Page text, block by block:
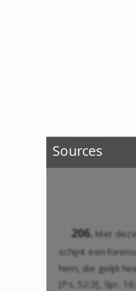
Sources
206. Met
schijnt een
hem, die gelijk
[Ps. 52:3], Spr.